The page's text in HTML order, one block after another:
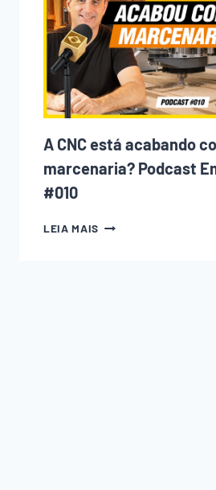
MARCENARIA
COMETE
(E
COMO
EVITAR
CADA
UM
DELES)
A CNC está acabando
marcenaria? Podcast
#010
LEIA MAIS A